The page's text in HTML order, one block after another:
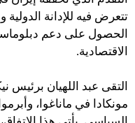
تتعرض فيه للإدانة
الحصول على دعم
الاقتصادية.
التقى عبد اللهيان برئيس
مونكادا في ماناغوا،